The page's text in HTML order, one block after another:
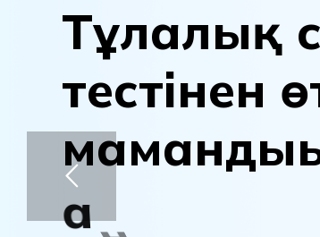
Тұлалық с
тестінен ө
маманды
ан